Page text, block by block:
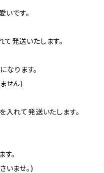
いです。
発送いたします。
ります。
せん)
入れて発送いたします。
。
いませ。)